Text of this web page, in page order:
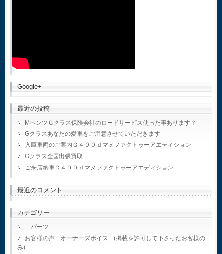
Google+
最近の投稿
MベンツＧクラス保険会社のロードサービス使った事あります？
Gクラスあなたの愛車をご用意させていただきます
入庫車両のご案内Ｇ４００ｄマヌファクトゥーアエディション
Gクラス全国出張買取
ご来店納車Ｇ４００ｄマヌファクトゥーアエディション
最近のコメント
カテゴリー
パーツ
お客様の声 オーナーズボイス (掲載を許可して下さったお客様の
み)